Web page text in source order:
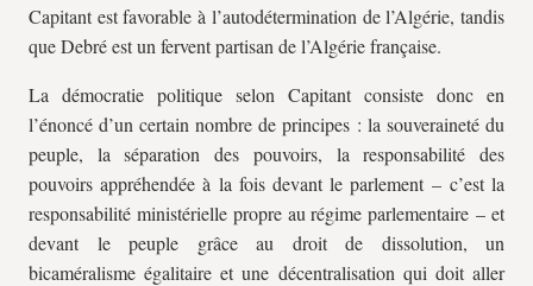
Capitant est favorable à l’autodétermination de l’Algérie, tandis
que Debré est un fervent partisan de l’Algérie française.
La démocratie politique selon Capitant consiste donc en
l’énoncé d’un certain nombre de principes : la souveraineté du
peuple, la séparation des pouvoirs, la responsabilité des
pouvoirs appréhendée à la fois devant le parlement – c’est la
responsabilité ministérielle propre au régime parlementaire – et
devant le peuple grâce au droit de dissolution, un
bicaméralisme égalitaire et une décentralisation qui doit aller